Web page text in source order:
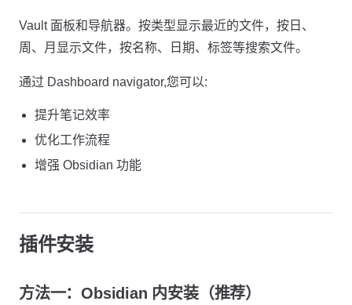
Vault 面板和导航器。按类型显示最近的文件，按日、
周、月显示文件，按名称、日期、标签等搜索文件。
通过 Dashboard navigator,您可以:
提升笔记效率
优化工作流程
增强 Obsidian 功能
插件安装
方法一：Obsidian 内安装（推荐）